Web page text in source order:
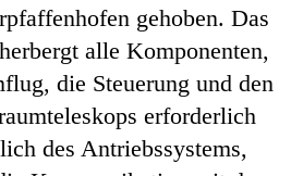
gehoben. Das
alle Komponenten,
die Steuerung und den
erforderlich
des Antriebssystems,